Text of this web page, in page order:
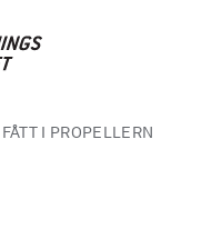
I PROPELLERN